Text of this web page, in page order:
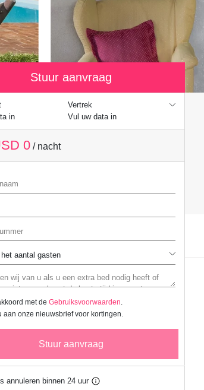
Stuur aanvraag
in
Vertrek
Vul uw data in
0 / nacht
met de Gebruiksvoorwaarden
aan onze nieuwsbrief voor kortingen.
Stuur aanvraag
annuleren binnen 24 uur